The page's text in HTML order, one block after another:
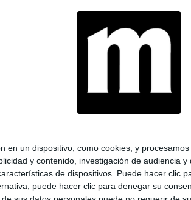
en un dispositivo, como cookies, y
y contenido, investigación de audiencia y
de dispositivos. Puede hacer clic
puede hacer clic para denegar su
perfilcom@perfil.com| Propietario: